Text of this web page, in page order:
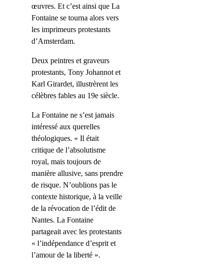
œuvres. Et c’est ainsi que La
Fontaine se tourna alors vers
les imprimeurs protestants
d’Amsterdam.
Deux peintres et graveurs
protestants, Tony Johannot et
Karl Girardet, illustrèrent les
célèbres fables au 19e siècle.
La Fontaine ne s’est jamais
intéressé aux querelles
théologiques. « Il était
critique de l’absolutisme
royal, mais toujours de
manière allusive, sans prendre
de risque. N’oublions pas le
contexte historique, à la veille
de la révocation de l’édit de
Nantes. La Fontaine
partageait avec les protestants
« l’indépendance d’esprit et
l’amour de la liberté ».